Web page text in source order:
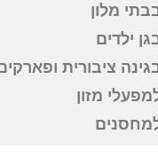
מלון
ילדים
ציבורית
מזון